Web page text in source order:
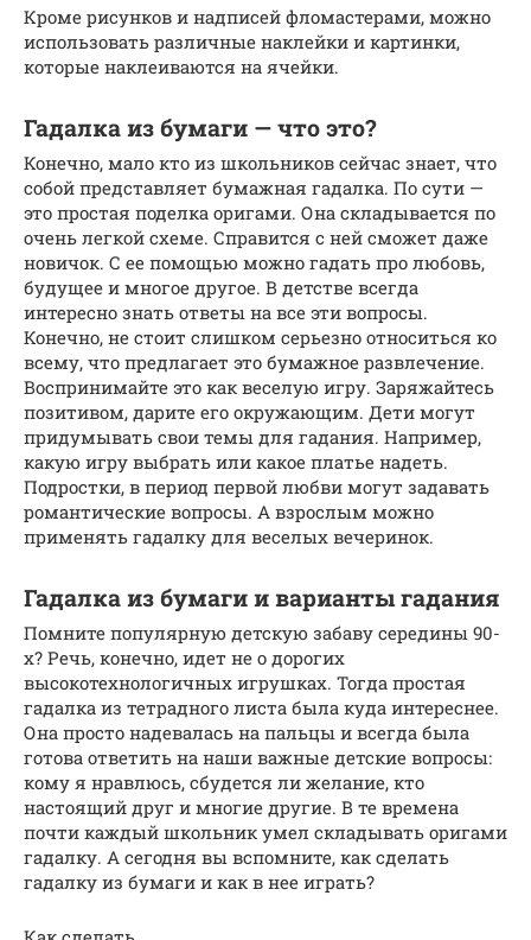
Кроме рисунков и надписей фломастерами, можно
использовать различные наклейки и картинки,
которые наклеиваются на ячейки.
Гадалка из бумаги — что это?
Конечно, мало кто из школьников сейчас знает, что
собой представляет бумажная гадалка. По сути —
это простая поделка оригами. Она складывается по
очень легкой схеме. Справится с ней сможет даже
новичок. С ее помощью можно гадать про любовь,
будущее и многое другое. В детстве всегда
интересно знать ответы на все эти вопросы.
Конечно, не стоит слишком серьезно относиться ко
всему, что предлагает это бумажное развлечение.
Воспринимайте это как веселую игру. Заряжайтесь
позитивом, дарите его окружающим. Дети могут
придумывать свои темы для гадания. Например,
какую игру выбрать или какое платье надеть.
Подростки, в период первой любви могут задавать
романтические вопросы. А взрослым можно
применять гадалку для веселых вечеринок.
Гадалка из бумаги и варианты гадания
Помните популярную детскую забаву середины 90-
х? Речь, конечно, идет не о дорогих
высокотехнологичных игрушках. Тогда простая
гадалка из тетрадного листа была куда интереснее.
Она просто надевалась на пальцы и всегда была
готова ответить на наши важные детские вопросы:
кому я нравлюсь, сбудется ли желание, кто
настоящий друг и многие другие. В те времена
почти каждый школьник умел складывать оригами
гадалку. А сегодня вы вспомните, как сделать
гадалку из бумаги и как в нее играть?